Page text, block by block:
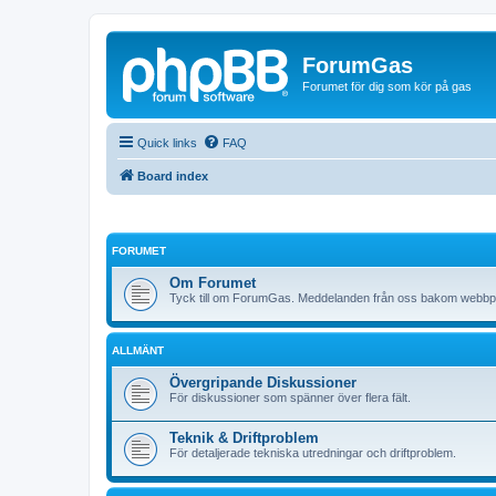
ForumGas
Forumet för dig som kör på gas
Quick links FAQ
Board index
FORUMET
Om Forumet
Tyck till om ForumGas. Meddelanden från oss bakom
ALLMÄNT
Övergripande Diskussioner
För diskussioner som spänner över flera fält.
Teknik & Driftproblem
För detaljerade tekniska utredningar och driftproblem.